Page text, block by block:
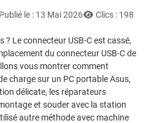
Publié le : 13 Mai 2026 Clics : 198
Le connecteur USB-C est cassé,
du connecteur USB-C de
vous montrer comment
charge sur un PC portable Asus,
délicate, les réparateurs
et souder avec la station
autre méthode avec machine